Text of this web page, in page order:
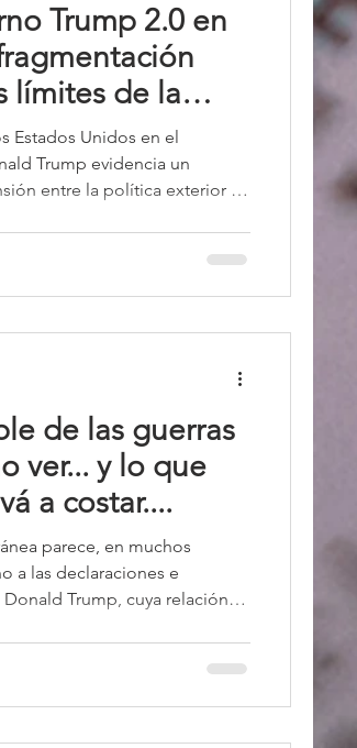
Trump 2.0 en
límites de la
Estados Unidos en el
Trump evidencia un
entre la política exterior y
gubernamental. Lejos
aislado, este escenario se
de las guerras
ver... y lo que
a costar....
parece, en muchos
a las declaraciones e
Trump, cuya relación
consulta, o incluso en
como por ejemplo su ex-